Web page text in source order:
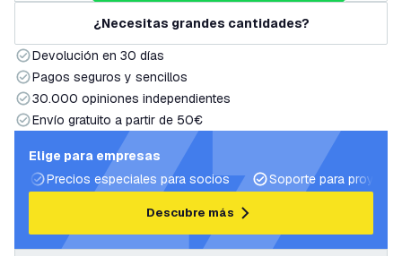
¿Necesitas grandes cantidades?
Devolución en 30 días
Pagos seguros y sencillos
30.000 opiniones independientes
Envío gratuito a partir de 50€
Elige para empresas
Precios especiales para socios
Soporte para
Descubre más